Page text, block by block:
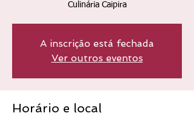
Culinária Caipira
A inscrição está fechada
Ver outros eventos
Horário e local